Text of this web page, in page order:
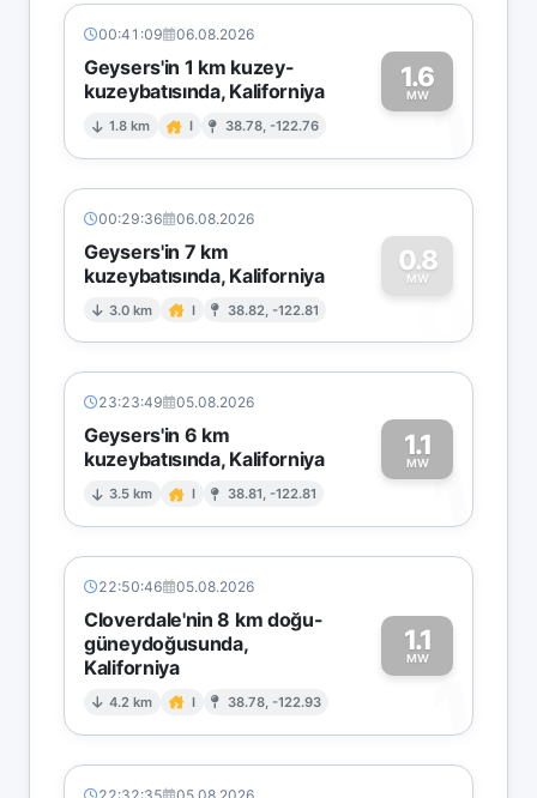
00:41:09 06.08.2026
Geysers'in 1 km kuzey-
kuzeybatısında, Kaliforniya
1.8 km I 38.78, -122.76
1.6
MW1
00:29:36 06.08.2026
Geysers'in 7 km
kuzeybatısında, Kaliforniya
3.0 km I 38.82, -122.81
0.8
MW
0
23:23:49 05.08.2026
Geysers'in 6 km
kuzeybatısında, Kaliforniya
3.5 km I 38.81, -122.81
1.1
MW1
22:50:46 05.08.2026
Cloverdale'nin 8 km doğu-
güneydoğusunda,
Kaliforniya
4.2 km I 38.78, -122.93
1.1
MW
1